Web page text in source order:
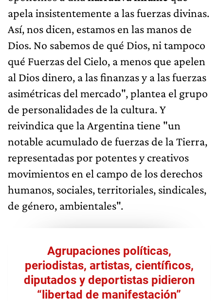
apela insistentemente a las fuerzas divinas.
Así, nos dicen, estamos en las manos de
Dios. No sabemos de qué Dios, ni tampoco
qué Fuerzas del Cielo, a menos que apelen
al Dios dinero, a las finanzas y a las fuerzas
asimétricas del mercado", plantea el grupo
de personalidades de la cultura. Y
reivindica que la Argentina tiene "un
notable acumulado de fuerzas de la Tierra,
representadas por potentes y creativos
movimientos en el campo de los derechos
humanos, sociales, territoriales, sindicales,
de género, ambientales".
Agrupaciones políticas,
periodistas, artistas, científicos,
diputados y deportistas pidieron
“libertad de manifestación”